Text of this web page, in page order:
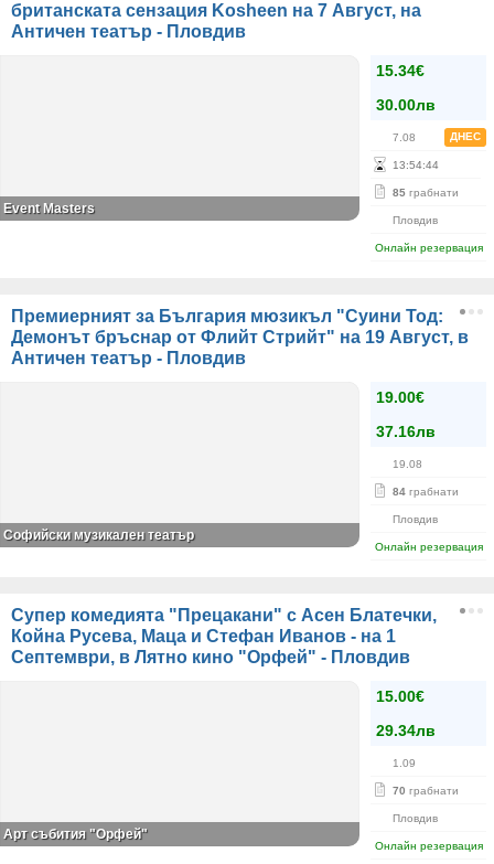
британската сензация Kosheen на 7 Август, на
Античен театър - Пловдив
15.34€
30.00лв
7.08 ДНЕС
13:54:44
85 грабнати
Пловдив
Онлайн резервация
Event Masters
Премиерният за България мюзикъл "Суини Тод:
Демонът бръснар от Флийт Стрийт" на 19 Август, в
Античен театър - Пловдив
19.00€
37.16лв
19.08
84 грабнати
Пловдив
Онлайн резервация
Софийски музикален театър
Супер комедията "Прецакани" с Асен Блатечки,
Койна Русева, Маца и Стефан Иванов - на 1
Септември, в Лятно кино "Орфей" - Пловдив
15.00€
29.34лв
1.09
70 грабнати
Пловдив
Онлайн резервация
Арт събития "Орфей"